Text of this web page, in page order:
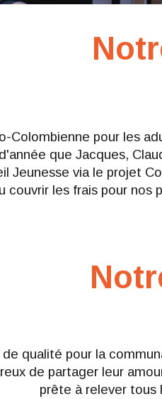
Colombienne pour les
que Jacques,
Jeunesse via le projet
couvrir les frais pour
qualité pour la
de partager leur
prête à relever tous